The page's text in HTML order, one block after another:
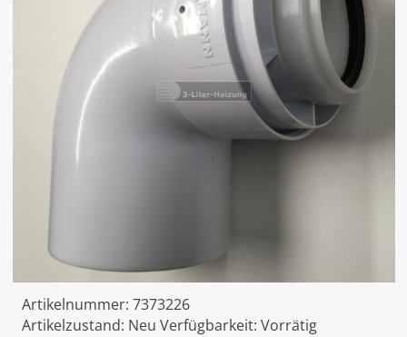
Artikelnummer: 7373226
Artikelzustand: Neu Verfügbarkeit: Vorrätig